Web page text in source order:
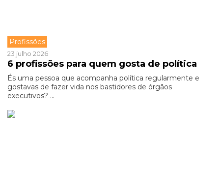
Profissões
23 julho 2026
6 profissões para quem gosta de política
És uma pessoa que acompanha política regularmente e
gostavas de fazer vida nos bastidores de órgãos
executivos? ...